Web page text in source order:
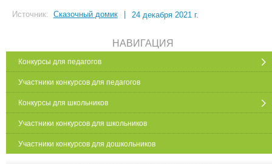
Источник: Сказочный домик 24 декабря 2021 г.
НАВИГАЦИЯ
Конкурсы для педагогов
Участники конкурсов для педагогов
Конкурсы для школьников
Участники конкурсов для школьников
Участники конкурсов для дошкольников